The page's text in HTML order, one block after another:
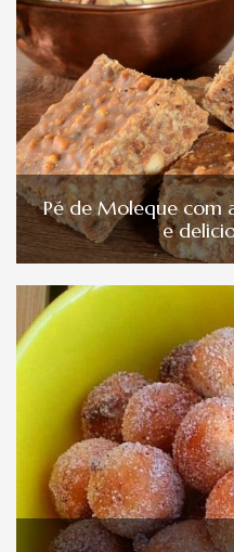
Pé de Moleque com
e